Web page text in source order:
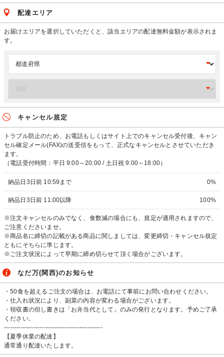
配達エリア
お届けエリアを選択していただくと、該当エリアの配達無料金額が表示されま
す。
キャンセル規定
トラブル防止のため、お電話もしくはサイト上でのキャンセル受付後、キャン
セル確定メール(FAX)の送受信をもって、正式なキャンセルとさせていただき
ます。
（電話受付時間：平日 9:00～20:00 / 土日祝 9:00～18:00）
納品日3日前 10:59まで 0%
納品日3日前 11:00以降 100%
※注文キャンセルのみでなく、食数減の場合にも、規定が適用されますので、
ご注意くださいませ。
※商品名に締切の記載がある商品に関しましては、変更締切・キャンセル規定
ともにそちらに準じます。
※ご注文状況によって早期に締め切らせて頂く場合がございます。
なだ万(関西)のお知らせ
・50食を超えるご注文の場合は、お電話にて事前にお問い合わせください。
・仕入れ状況により、副菜の内容が変わる場合がございます。
・領収書の但し書きは「お弁当代として」のみの発行となります。予めご了承
ください。
-----------------------------------------------
【夏季休業の配達】
通常通り配達いたします。